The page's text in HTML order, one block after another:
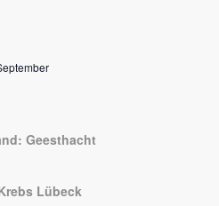
Geesthacht
Lübeck